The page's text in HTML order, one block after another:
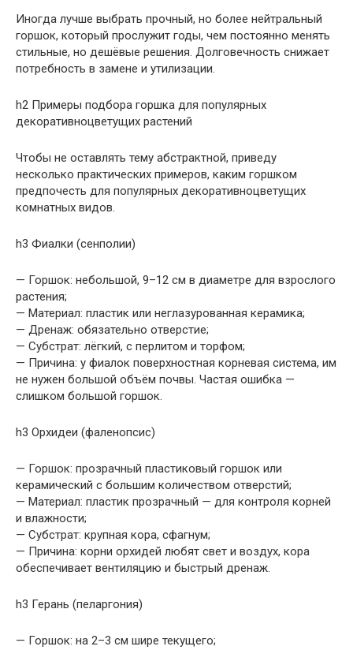
Иногда лучше выбрать прочный, но более нейтральный
горшок, который прослужит годы, чем постоянно менять
стильные, но дешёвые решения. Долговечность снижает
потребность в замене и утилизации.
h2 Примеры подбора горшка для популярных
декоративноцветущих растений
Чтобы не оставлять тему абстрактной, приведу
несколько практических примеров, каким горшком
предпочесть для популярных декоративноцветущих
комнатных видов.
h3 Фиалки (сенполии)
— Горшок: небольшой, 9–12 см в диаметре для взрослого
растения;
— Материал: пластик или неглазурованная керамика;
— Дренаж: обязательно отверстие;
— Субстрат: лёгкий, с перлитом и торфом;
— Причина: у фиалок поверхностная корневая система, им
не нужен большой объём почвы. Частая ошибка —
слишком большой горшок.
h3 Орхидеи (фаленопсис)
— Горшок: прозрачный пластиковый горшок или
керамический с большим количеством отверстий;
— Материал: пластик прозрачный — для контроля корней
и влажности;
— Субстрат: крупная кора, сфагнум;
— Причина: корни орхидей любят свет и воздух, кора
обеспечивает вентиляцию и быстрый дренаж.
h3 Герань (пеларгония)
— Горшок: на 2–3 см шире текущего;